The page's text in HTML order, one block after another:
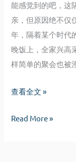
能感觉到的吧，这
亲，但原因绝不仅
年，隔着某个时代
晚饭上，全家兴高
样简单的聚会也被
葱
葱
查看全文 »
葱
Read More »